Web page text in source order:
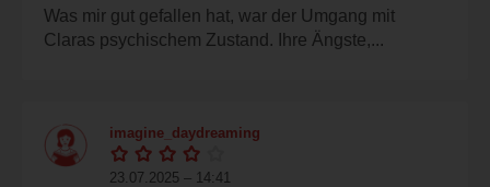
Was mir gut gefallen hat, war der Umgang mit
Claras psychischem Zustand. Ihre Ängste,...
imagine_daydreaming
23.07.2025 – 14:41